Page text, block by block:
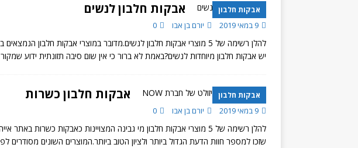
אבקות חלבון אבקות חלבון לנשים
9 במאי 2019 יורם בן אבו 0
להלן רשימה של 5 מוצרי אבקות חלבון לנשים.מדובר במוצרי אבקות חלבון
יש אבקות חלבון מיוחדות לנשים?באמת לא ברור כי אין שום סיבה תזונתית ידוע
אבקות חלבון אבקות חלבון כשרות
9 במאי 2019 יורם בן אבו 0
להלן רשימה של 5 מוצרי אבקות חלבון מי גבינה המצויינות כאבקות כשרות
שזכו למספר חוות הדעת הגדול ביותר ולציון הטוב ביותר.המוצרים השונים מסודרים